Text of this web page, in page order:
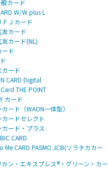
カード
W/W plus L
ＦＪカード
友カード
友カード(NL)
ード
カード
CARD Digital
THE POINT
カード
ード（WAON一体型）
カードセレクト
カード・プラス
CARD
Me CARD PASMO JCB(ソラチカカー
カン・エキスプレス®・グリーン・カー